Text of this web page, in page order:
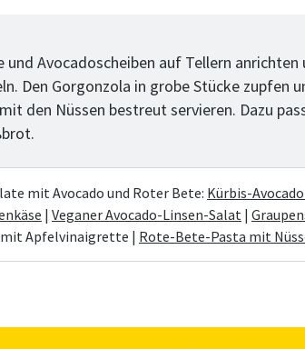
und Avocadoscheiben auf Tellern
Den Gorgonzola in grobe Stücke zupfen
den Nüssen bestreut servieren. Dazu
mit Avocado und Roter Bete: Kürbis-
| Veganer Avocado-Linsen-Salat |
mit Apfelvinaigrette | Rote-Bete-Pasta mit